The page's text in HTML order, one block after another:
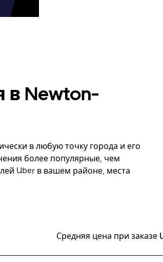
Newton-
в любую точку города и его
более популярные, чем
Uber в вашем районе, места
Средняя цена при заказе